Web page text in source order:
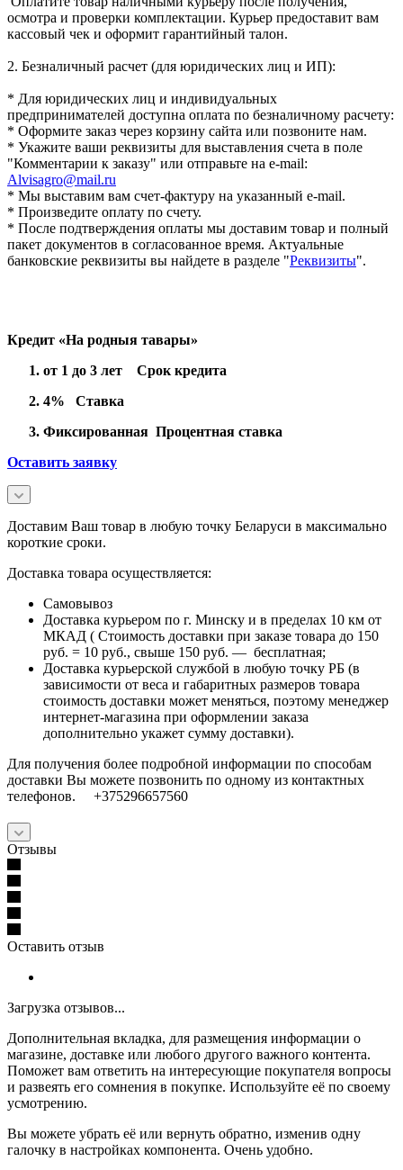
осмотра и проверки комплектации. Курьер предоставит вам
кассовый чек и оформит гарантийный талон.
2. Безналичный расчет (для юридических лиц и ИП):
* Для юридических лиц и индивидуальных
предпринимателей доступна оплата по безналичному расчету:
* Оформите заказ через корзину сайта или позвоните нам.
* Укажите ваши реквизиты для выставления счета в поле
"Комментарии к заказу" или отправьте на e-mail:
Alvisagro@mail.ru
* Мы выставим вам счет-фактуру на указанный e-mail.
* Произведите оплату по счету.
* После подтверждения оплаты мы доставим товар и полный
пакет документов в согласованное время. Актуальные
банковские реквизиты вы найдете в разделе "Реквизиты".
Кредит «На родныя тавары»
от 1 до 3 лет Срок кредита
4% Ставка
Фиксированная Процентная ставка
Оставить заявку
Доставим Ваш товар в любую точку Беларуси в максимально
короткие сроки.
Доставка товара осуществляется:
Самовывоз
Доставка курьером по г. Минску и в пределах 10 км от
МКАД ( Стоимость доставки при заказе товара до 150
руб. = 10 руб., свыше 150 руб. — бесплатная;
Доставка курьерской службой в любую точку РБ (в
зависимости от веса и габаритных размеров товара
стоимость доставки может меняться, поэтому менеджер
интернет-магазина при оформлении заказа
дополнительно укажет сумму доставки).
Для получения более подробной информации по способам
доставки Вы можете позвонить по одному из контактных
телефонов. +375296657560
Отзывы
Оставить отзыв
Загрузка отзывов...
Дополнительная вкладка, для размещения информации о
магазине, доставке или любого другого важного контента.
Поможет вам ответить на интересующие покупателя вопросы
и развеять его сомнения в покупке. Используйте её по своему
усмотрению.
Вы можете убрать её или вернуть обратно, изменив одну
галочку в настройках компонента. Очень удобно.